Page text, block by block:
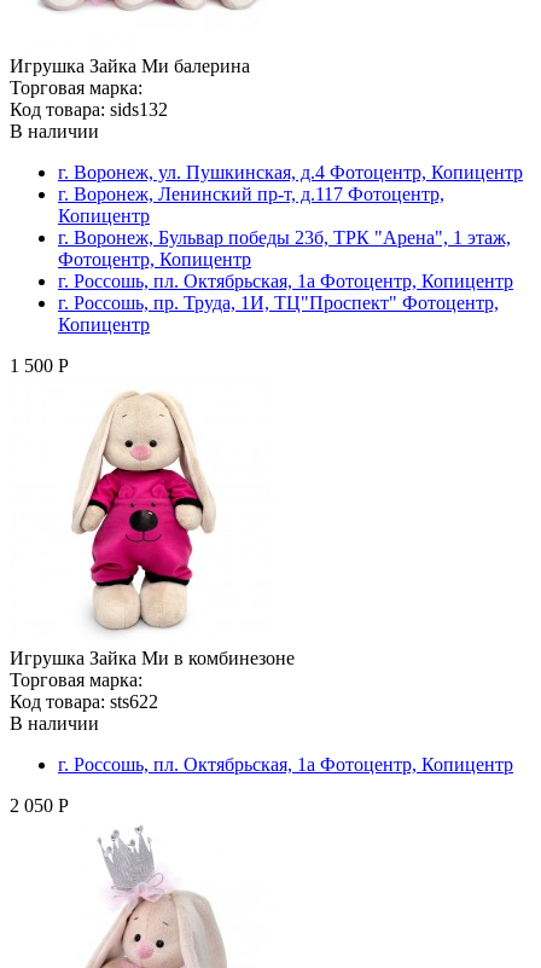
Игрушка Зайка Ми балерина
Торговая марка:
Код товара: sids132
В наличии
г. Воронеж, ул. Пушкинская, д.4 Фотоцентр, Копицентр
г. Воронеж, Ленинский пр-т, д.117 Фотоцентр,
Копицентр
г. Воронеж, Бульвар победы 23б, ТРК "Арена", 1 этаж,
Фотоцентр, Копицентр
г. Россошь, пл. Октябрьская, 1а Фотоцентр, Копицентр
г. Россошь, пр. Труда, 1И, ТЦ"Проспект" Фотоцентр,
Копицентр
1 500 Р
Игрушка Зайка Ми в комбинезоне
Торговая марка:
Код товара: sts622
В наличии
г. Россошь, пл. Октябрьская, 1а Фотоцентр, Копицентр
2 050 Р